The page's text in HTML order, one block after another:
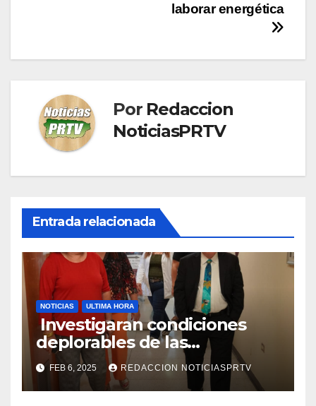
laborar energética
Por Redaccion
NoticiasPRTV
Entrada relacionada
NOTICIAS ULTIMA HORA
Investigaran condiciones
deplorables de las
facilidades el Departamento
de la Salud en Mayagüez
FEB 6, 2025 REDACCION NOTICIASPRTV